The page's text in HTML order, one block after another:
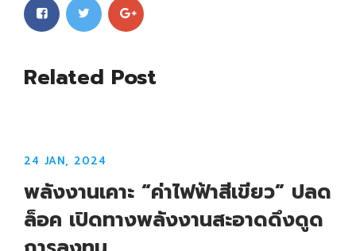
Related Post
24 JAN, 2024
พลังงานเคาะ “ค่าไฟฟ้าสีเขียว” ปลด
ล็อค เปิดทางพลังงานสะอาดดึงดูด